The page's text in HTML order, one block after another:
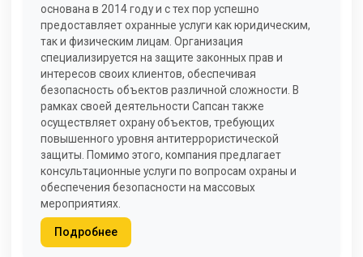
основана в 2014 году и с тех пор успешно
предоставляет охранные услуги как юридическим,
так и физическим лицам. Организация
специализируется на защите законных прав и
интересов своих клиентов, обеспечивая
безопасность объектов различной сложности. В
рамках своей деятельности Сапсан также
осуществляет охрану объектов, требующих
повышенного уровня антитеррористической
защиты. Помимо этого, компания предлагает
консультационные услуги по вопросам охраны и
обеспечения безопасности на массовых
мероприятиях.
Подробнее